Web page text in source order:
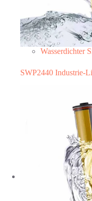
Wasserdichter
SWP2440 Industrie-